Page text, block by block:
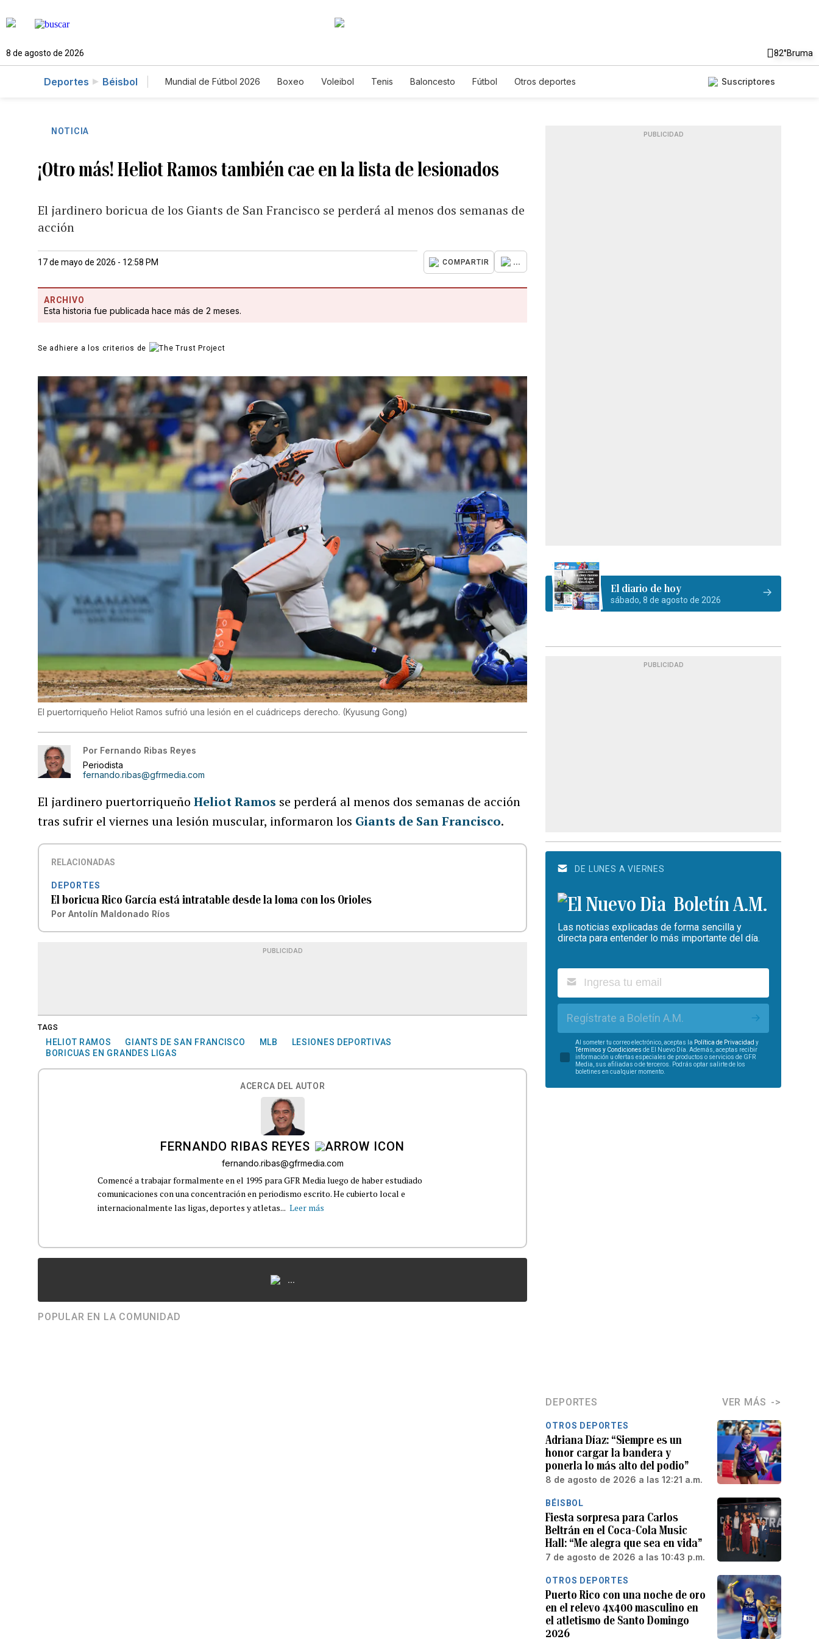
8 de agosto de 2026 82°Bruma
Deportes Béisbol Mundial de Fútbol 2026 Boxeo Voleibol Tenis Baloncesto Fútbol Otros deportes Suscriptores
NOTICIA
¡Otro más! Heliot Ramos también cae en la lista de lesionados
El jardinero boricua de los Giants de San Francisco se perderá al menos dos semanas de
acción
17 de mayo de 2026 - 12:58 PM COMPARTIR ...
ARCHIVO
Esta historia fue publicada hace más de 2 meses.
Se adhiere a los criterios de
El puertorriqueño Heliot Ramos sufrió una lesión en el cuádriceps derecho. (Kyusung Gong)
Por Fernando Ribas Reyes
Periodista
fernando.ribas@gfrmedia.com
El jardinero puertorriqueñoHeliot Ramos se perderá al menos dos semanas de acción
tras sufrir el viernes una lesión muscular, informaron los Giants de San Francisco.
RELACIONADAS
DEPORTES
El boricua Rico García está intratable desde la loma con los Orioles
Por Antolín Maldonado Ríos
PUBLICIDAD
TAGS
HELIOT RAMOS GIANTS DE SAN FRANCISCO MLB
LESIONES DEPORTIVAS
BORICUAS EN GRANDES LIGAS
ACERCA DEL AUTOR
FERNANDO RIBAS REYES
fernando.ribas@gfrmedia.com
Comencé a trabajar formalmente en el 1995 para GFR Media luego de haber estudiado
comunicaciones con una concentración en periodismo escrito. He cubierto local e
internacionalmente las ligas, deportes y atletas... Leer más
...
POPULAR EN LA COMUNIDAD
PUBLICIDAD
El diario de hoy
sábado, 8 de agosto de 2026
PUBLICIDAD
DE LUNES A VIERNES
Boletín A.M.
Las noticias explicadas de forma sencilla y
directa para entender lo más importante del día.
Regístrate a Boletín A.M.
Al someter tu correo electrónico, aceptas la Política de Privacidad y
Términos y Condiciones de El Nuevo Día. Además, aceptas recibir
información u ofertas especiales de productos o servicios de GFR
Media, sus afiliadas o de terceros. Podrás optar salirte de los
boletines en cualquier momento.
DEPORTES VER MÁS
OTROS DEPORTES
Adriana Díaz: “Siempre es un
honor cargar la bandera y
ponerla lo más alto del podio”
8 de agosto de 2026 a las 12:21 a.m.
BÉISBOL
Fiesta sorpresa para Carlos
Beltrán en el Coca-Cola Music
Hall: “Me alegra que sea en vida”
7 de agosto de 2026 a las 10:43 p.m.
OTROS DEPORTES
Puerto Rico con una noche de oro
en el relevo 4x400 masculino en
el atletismo de Santo Domingo
2026